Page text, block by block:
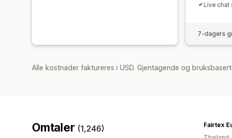
Live chat
7-dagers
Alle kostnader faktureres i USD. Gjentagende og
Omtaler (1,246)
Fairtex